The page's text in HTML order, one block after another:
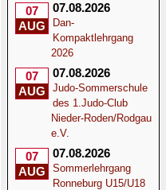
07
AUG
07.08.2026
Dan-
Kompaktlehrgang
2026
07
AUG
07.08.2026
Judo-Sommerschule
des 1.Judo-Club
Nieder-Roden/Rodgau
e.V.
07
AUG
07.08.2026
Sommerlehrgang
Ronneburg U15/U18